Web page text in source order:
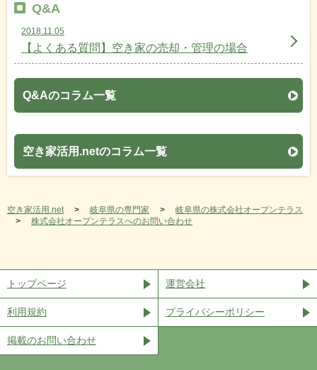
Q&A
2018.11.05
【よくある質問】空き家の売却・管理の場合
Q&Aのコラム一覧
空き家活用.netのコラム一覧
空き家活用.net 岐阜県の専門家
岐阜県の株式会社オープンテラス
株式会社オープンテラスへのお問い合わせ
トップページ 運営会社
利用規約 プライバシーポリシー
掲載のお問い合わせ